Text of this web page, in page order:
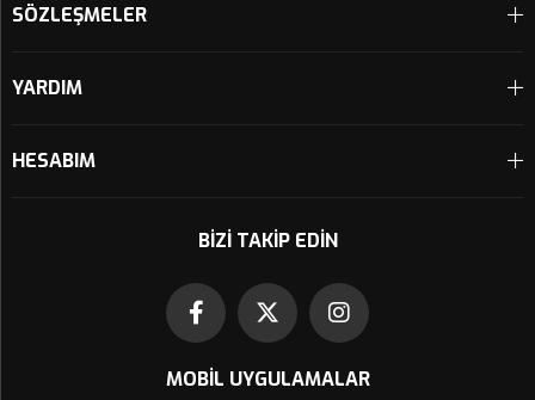
SÖZLEŞMELER
YARDIM
HESABIM
BIZI TAKIP EDIN
MOBIL UYGULAMALAR